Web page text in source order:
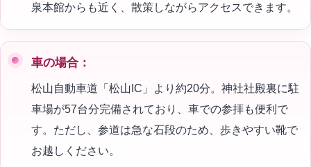
泉本館からも近く、散策しながらアクセスできます。
車の場合：
松山自動車道「松山IC」より約20分。神社社殿裏に駐
車場が57台分完備されており、車での参拝も便利で
す。ただし、参道は急な石段のため、歩きやすい靴で
お越しください。